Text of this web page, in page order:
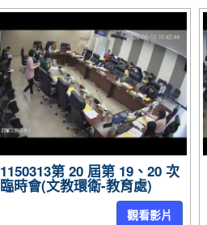
1150313第 20 屆第 19、20 次
臨時會(文教環衛-教育處)
觀看影片